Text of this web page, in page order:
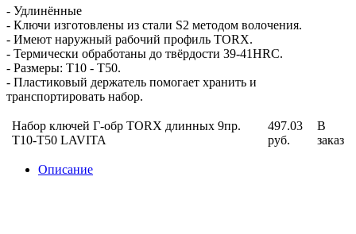
- Удлинённые
- Ключи изготовлены из стали S2 методом волочения.
- Имеют наружный рабочий профиль TORX.
- Термически обработаны до твёрдости 39-41HRC.
- Размеры: Т10 - Т50.
- Пластиковый держатель помогает хранить и
транспортировать набор.
Набор ключей Г-обр TORX длинных 9пр.
Т10-Т50 LAVITA
497.03
руб.
В
заказ
Описание